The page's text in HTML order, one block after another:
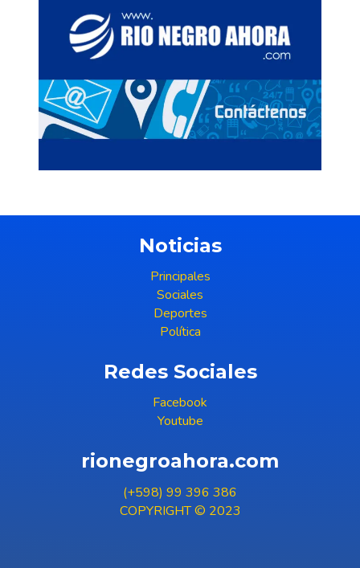
Noticias
Principales
Sociales
Deportes
Política
Redes Sociales
Facebook
Youtube
rionegroahora.com
(+598) 99 396 386
COPYRIGHT © 2023